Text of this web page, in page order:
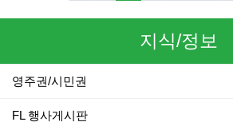
지식/정보
영주권/시민권
FL 행사게시판